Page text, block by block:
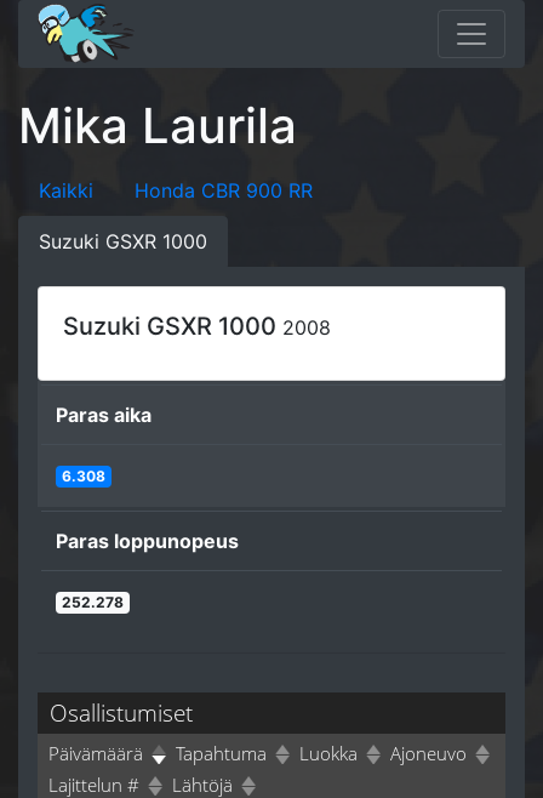
Mika Laurila
Kaikki Honda CBR 900 RR
Suzuki GSXR 1000
Suzuki GSXR 1000 2008
Paras aika
6.308
Paras loppunopeus
252.278
Osallistumiset
Päivämäärä Tapahtuma Luokka
Ajoneuvo
Lajittelun #
Lähtöjä